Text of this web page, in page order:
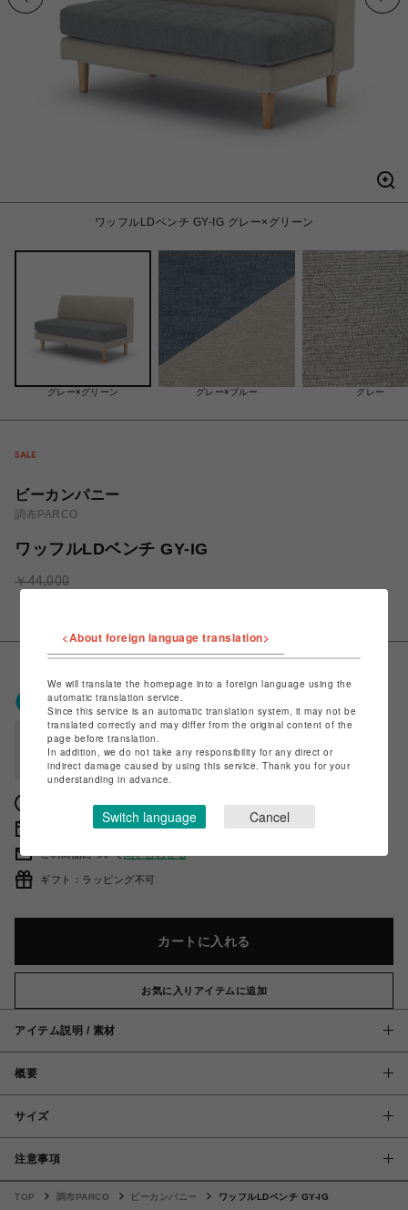
ワッフルLDベンチ GY-IG グレー×グリーン
グレー×グリーン グレー×ブルー グレー
ビーカンパニー
調布PARCO
ワッフルLDベンチ GY-IG
￥44,000
ポケパル払いで 0〜0 ポイント
（1P=1円）※キャンペーン分除く
会員登録後、ポケパル払い初回登録&利用で
最大1,500円分ポイント進呈
獲得ポイントの確認方法はこちら
販売期間 2023年03月16日 11時00分 〜
この商品について問い合わせる
ギフト：ラッピング不可
カートに入れる
お気に入りアイテムに追加
アイテム説明 / 素材
概要
サイズ
注意事項
TOP 調布PARCO ビーカンパニー ワッフルLDベンチ GY-IG
<About foreign language translation>
We will translate the homepage into a foreign language using the
automatic translation service.
Since this service is an automatic translation system, it may not be
translated correctly and may differ from the original content of the
page before translation.
In addition, we do not take any responsibility for any direct or
indirect damage caused by using this service. Thank you for your
understanding in advance.
Switch language Cancel